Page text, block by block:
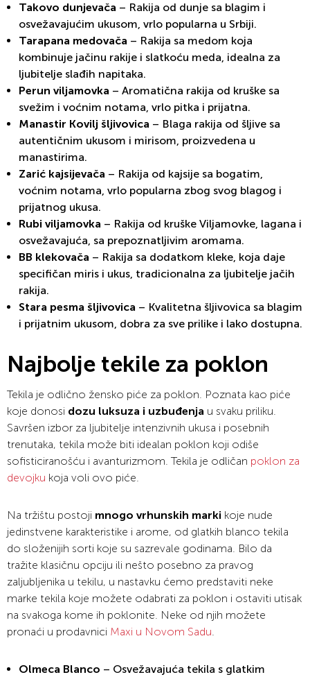
Takovo dunjevača – Rakija od dunje sa blagim i
osvežavajućim ukusom, vrlo popularna u Srbiji.
Tarapana medovača – Rakija sa medom koja
kombinuje jačinu rakije i slatkoću meda, idealna za
ljubitelje slađih napitaka.
Perun viljamovka – Aromatična rakija od kruške sa
svežim i voćnim notama, vrlo pitka i prijatna.
Manastir Kovilj šljivovica – Blaga rakija od šljive sa
autentičnim ukusom i mirisom, proizvedena u
manastirima.
Zarić kajsijevača – Rakija od kajsije sa bogatim,
voćnim notama, vrlo popularna zbog svog blagog i
prijatnog ukusa.
Rubi viljamovka – Rakija od kruške Viljamovke, lagana i
osvežavajuća, sa prepoznatljivim aromama.
BB klekovača – Rakija sa dodatkom kleke, koja daje
specifičan miris i ukus, tradicionalna za ljubitelje jačih
rakija.
Stara pesma šljivovica – Kvalitetna šljivovica sa blagim
i prijatnim ukusom, dobra za sve prilike i lako dostupna.
Najbolje tekile za poklon
Tekila je odlično žensko piće za poklon. Poznata kao piće
koje donosi dozu luksuza i uzbuđenja u svaku priliku.
Savršen izbor za ljubitelje intenzivnih ukusa i posebnih
trenutaka, tekila može biti idealan poklon koji odiše
sofisticiranošću i avanturizmom. Tekila je odličan poklon za
devojku koja voli ovo piće.
Na tržištu postoji mnogo vrhunskih marki koje nude
jedinstvene karakteristike i arome, od glatkih blanco tekila
do složenijih sorti koje su sazrevale godinama. Bilo da
tražite klasičnu opciju ili nešto posebno za pravog
zaljubljenika u tekilu, u nastavku ćemo predstaviti neke
marke tekila koje možete odabrati za poklon i ostaviti utisak
na svakoga kome ih poklonite. Neke od njih možete
pronaći u prodavnici Maxi u Novom Sadu.
Olmeca Blanco – Osvežavajuća tekila s glatkim